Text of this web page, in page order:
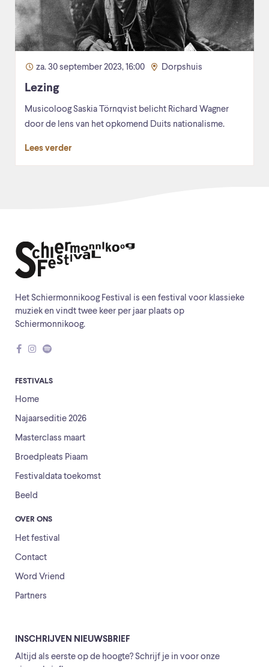
za. 30 september 2023, 16:00 Dorpshuis
Lezing
Musicoloog Saskia Törnqvist belicht Richard Wagner
door de lens van het opkomend Duits nationalisme.
Lees verder
Het Schiermonnikoog Festival is een festival voor klassieke
muziek en vindt twee keer per jaar plaats op
Schiermonnikoog.
FESTIVALS
Home
Najaarseditie 2026
Masterclass maart
Broedpleats Piaam
Festivaldata toekomst
Beeld
OVER ONS
Het festival
Contact
Word Vriend
Partners
INSCHRIJVEN NIEUWSBRIEF
Altijd als eerste op de hoogte? Schrijf je in voor onze